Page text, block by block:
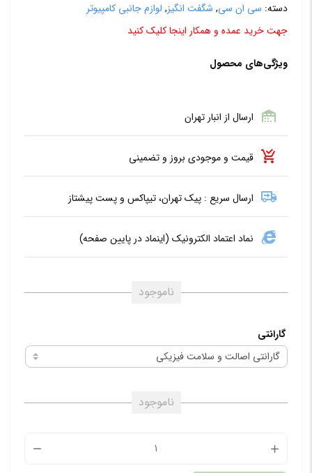
دسته: سی ان سی, شگفت انگیز, لوازم جانبی کامپیوتر
جهت خرید عمده و همکار اینجا کلیک کنید
ویژگی‌های محصول
ارسال از انبار تهران
قیمت و موجودی بروز و تضمینی
ارسال سریع : پیک تهران، تیپاکس و پست پیشتاز
نماد اعتماد الکترونیک (اینماد در پایین صفحه)
ناموجود
گارانتی
ناموجود